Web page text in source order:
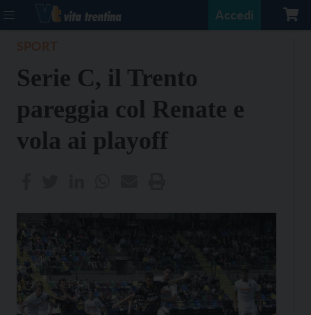
Accedi
Serie C, il Trento
pareggia col Renate e
vola ai playoff